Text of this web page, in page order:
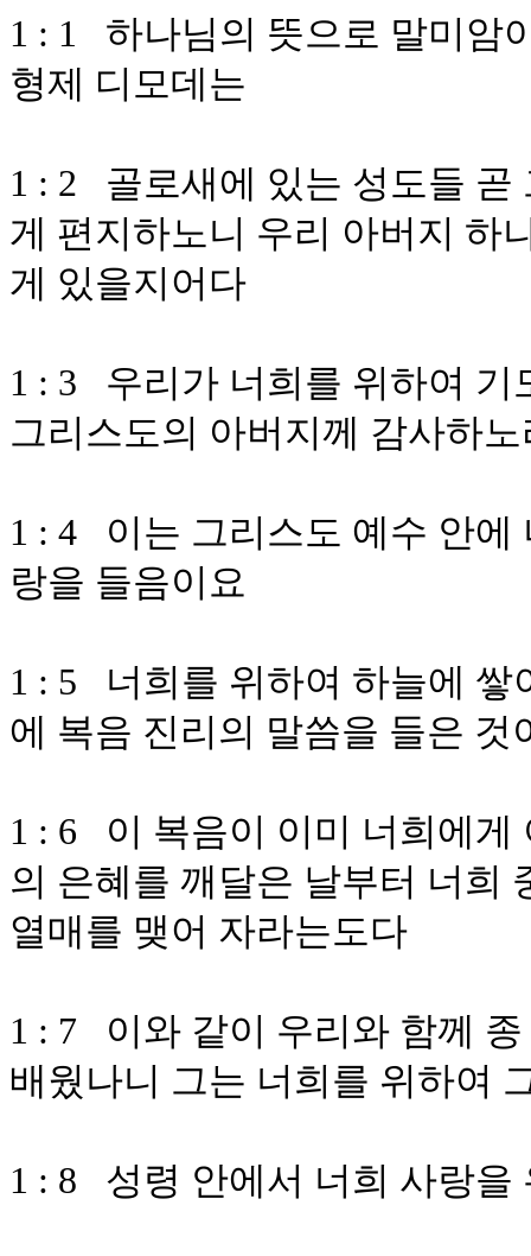
1 : 1 하나님의 뜻으로 말미암
형제 디모데는
1 : 2 골로새에 있는 성도들 곧
게 편지하노니 우리 아버지 하
게 있을지어다
1 : 3 우리가 너희를 위하여 기
그리스도의 아버지께 감사하노
1 : 4 이는 그리스도 예수 안에
랑을 들음이요
1 : 5 너희를 위하여 하늘에 쌓
에 복음 진리의 말씀을 들은 것
1 : 6 이 복음이 이미 너희에게
의 은혜를 깨달은 날부터 너희
열매를 맺어 자라는도다
1 : 7 이와 같이 우리와 함께
배웠나니 그는 너희를 위하여
1 : 8 성령 안에서 너희 사랑을